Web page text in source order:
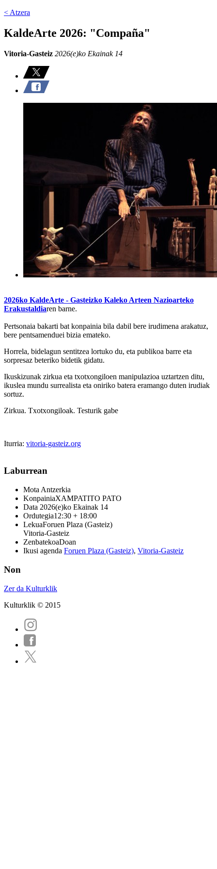
< Atzera
KaldeArte 2026: "Compaña"
Vitoria-Gasteiz 2026(e)ko Ekainak 14
2026ko KaldeArte - Gasteizko Kaleko Arteen Nazioarteko
Erakustaldiaren barne.
Pertsonaia bakarti bat konpainia bila dabil bere irudimena arakatuz,
bere pentsamenduei bizia emateko.
Horrela, bidelagun sentitzea lortuko du, eta publikoa barre eta
sorpresaz beteriko bidetik gidatu.
Ikuskizunak zirkua eta txotxongiloen manipulazioa uztartzen ditu,
ikuslea mundu surrealista eta oniriko batera eramango duten irudiak
sortuz.
Zirkua. Txotxongiloak. Testurik gabe
Iturria: vitoria-gasteiz.org
Laburrean
Mota Antzerkia
KonpainiaXAMPATITO PATO
Data 2026(e)ko Ekainak 14
Ordutegia12:30 + 18:00
LekuaForuen Plaza (Gasteiz)
Vitoria-Gasteiz
ZenbatekoaDoan
Ikusi agenda Foruen Plaza (Gasteiz), Vitoria-Gasteiz
Non
Zer da Kulturklik
Kulturklik © 2015